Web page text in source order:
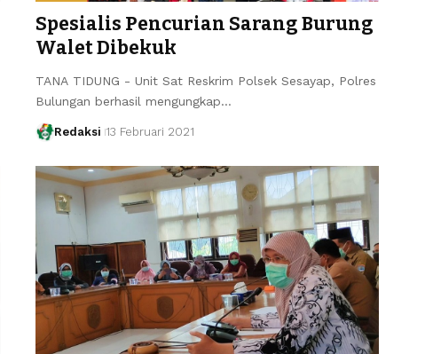
Spesialis Pencurian Sarang Burung
Walet Dibekuk
TANA TIDUNG - Unit Sat Reskrim Polsek Sesayap, Polres
Bulungan berhasil mengungkap…
Redaksi 13 Februari 2021